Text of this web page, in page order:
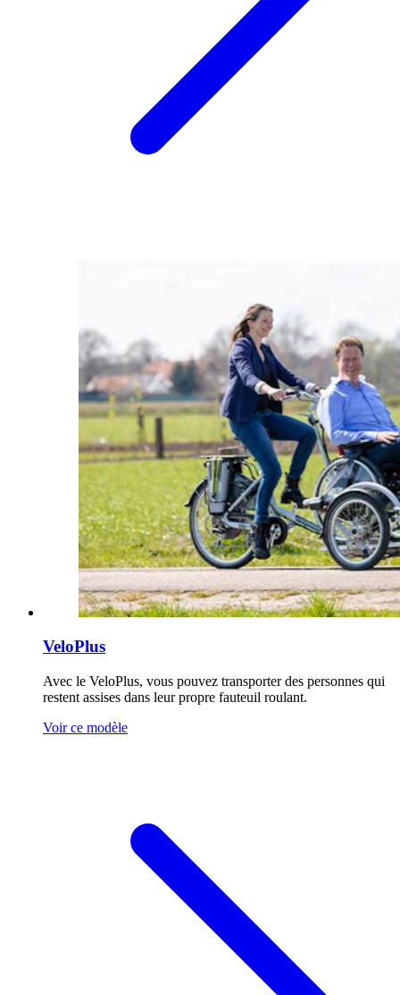
VeloPlus
Avec le VeloPlus, vous pouvez transporter des personnes qui
restent assises dans leur propre fauteuil roulant.
Voir ce modèle